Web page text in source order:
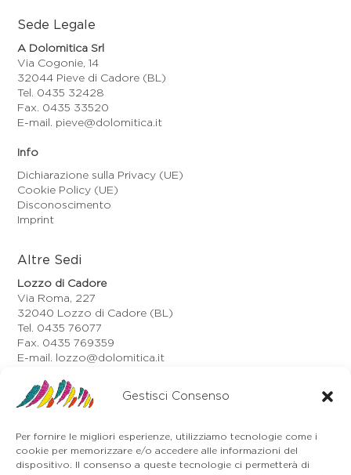
Gestisci Consenso
Per fornire le migliori esperienze, utilizziamo tecnologie come i
cookie per memorizzare e/o accedere alle informazioni del
dispositivo. Il consenso a queste tecnologie ci permetterà di
Sede Legale
A Dolomitica Srl
Via Cogonie, 14
32044 Pieve di Cadore (BL)
Tel. 0435 32428
Fax. 0435 33520
E-mail. pieve@dolomitica.it
Info
Dichiarazione sulla Privacy (UE)
Cookie Policy (UE)
Disconoscimento
Imprint
Altre Sedi
Lozzo di Cadore
Via Roma, 227
32040 Lozzo di Cadore (BL)
Tel. 0435 76077
Fax. 0435 769359
E-mail. lozzo@dolomitica.it
Auronzo di Cadore
Via Unione, 21/B
32041 Auronzo di Cadore (BL)
E-mail. auronzo@dolomitica.it
Cortina d'Ampezzo